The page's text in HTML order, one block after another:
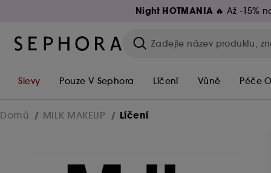
Night HOTMANIA 🔥 Až -15%
Slevy Pouze V Sephora Líčení Vůně Péče
Domů MILK MAKEUP Líčení